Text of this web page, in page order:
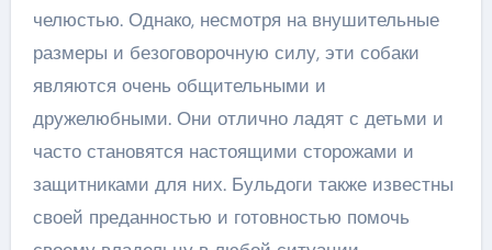
челюстью. Однако, несмотря на внушительные
размеры и безоговорочную силу, эти собаки
являются очень общительными и
дружелюбными. Они отлично ладят с детьми и
часто становятся настоящими сторожами и
защитниками для них. Бульдоги также известны
своей преданностью и готовностью помочь